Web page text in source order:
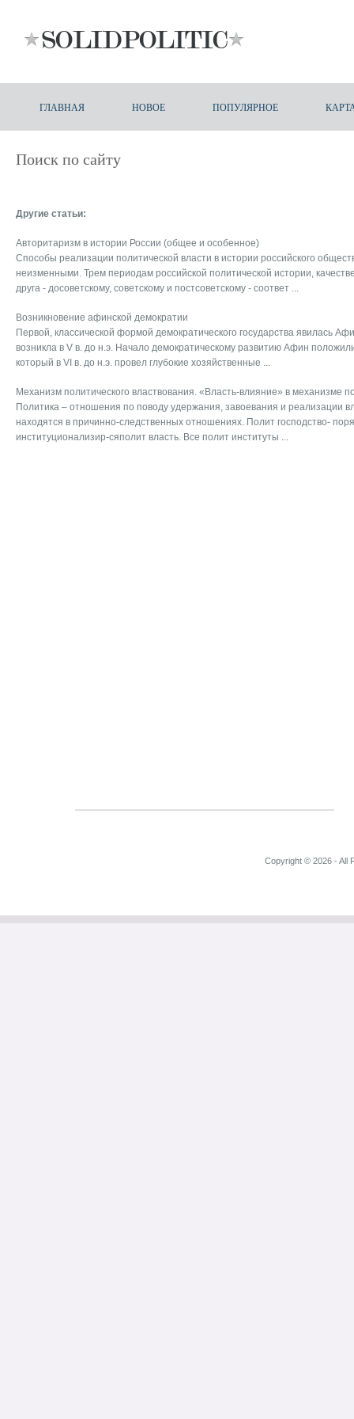
ГЛАВНАЯ НОВОЕ ПОПУЛЯРНОЕ
Поиск по сайту
Другие статьи:
Авторитаризм в истории России (общее и особенное)
Способы реализации политической власти в истории россий­ского
неизменными. Трем периодам рос­сийской политической истории,
друга - досоветскому, советскому и постсоветскому - соответ ...
Возникновение афинской демократии
Первой, классической формой демократического государства явилась
возникла в V в. до н.э. Начало демократическому развитию Афин
который в VI в. до н.э. провел глубокие хозяйственные ...
Механизм политического властвования. «Власть-влияние» в механизме
Политика – отношения по поводу удержания, завоевания и реализации
находятся в причинно-следственных отношениях. Полит господство-
институционализир-сяполит власть. Все полит институты ...
Copyright © 2026 - All